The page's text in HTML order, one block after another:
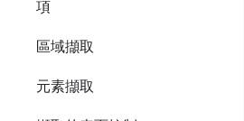
項
區域擷取
元素擷取